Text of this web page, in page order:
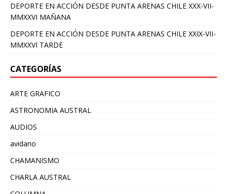
DEPORTE EN ACCIÓN DESDE PUNTA ARENAS CHILE XXX-VII-
MMXXVI MAÑANA
DEPORTE EN ACCIÓN DESDE PUNTA ARENAS CHILE XXIX-VII-
MMXXVI TARDE
CATEGORÍAS
ARTE GRAFICO
ASTRONOMIA AUSTRAL
AUDIOS
avidano
CHAMANISMO
CHARLA AUSTRAL